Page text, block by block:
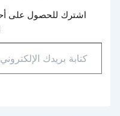
اشترك للحصول على
بريدك
الإلكتروني...